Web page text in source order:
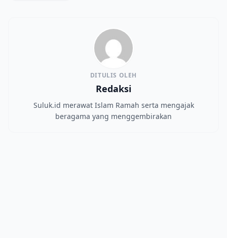
DITULIS OLEH
Redaksi
Suluk.id merawat Islam Ramah serta mengajak
beragama yang menggembirakan